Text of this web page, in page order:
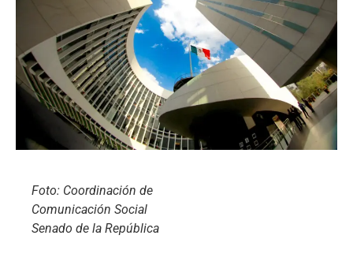
Foto: Coordinación de
Comunicación Social
Senado de la República